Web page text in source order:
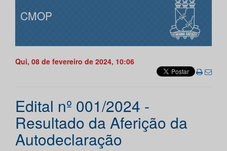
CMOP
Qui, 08 de fevereiro de 2024, 10:06
Edital nº 001/2024 -
Resultado da Aferição da
Autodeclaração